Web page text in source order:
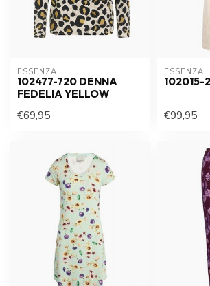
ESSENZA
102477-720 DENNA
FEDELIA YELLOW
€69,95
ESSENZA
102015-
€99,95